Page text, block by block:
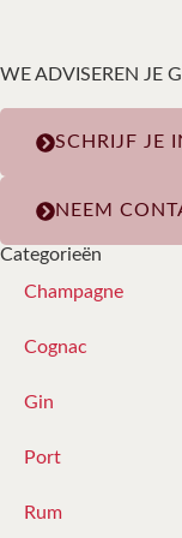
WE ADVISEREN JE
SCHRIJF JE
NEEM
Categorieën
Champagne
Cognac
Gin
Port
Rum